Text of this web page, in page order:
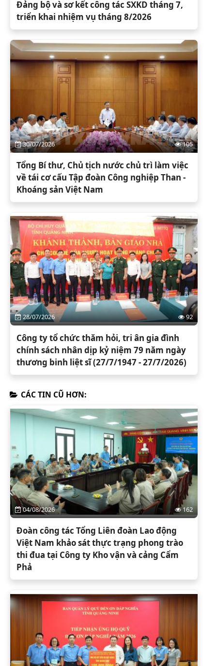
Đảng bộ và sơ kết công tác SXKD tháng 7,
triển khai nhiệm vụ tháng 8/2026
30/07/2026 105
Tổng Bí thư, Chủ tịch nước chủ trì làm việc
về tái cơ cấu Tập đoàn Công nghiệp Than -
Khoáng sản Việt Nam
28/07/2026 92
Công ty tổ chức thăm hỏi, tri ân gia đình
chính sách nhân dịp kỷ niệm 79 năm ngày
thương binh liệt sĩ (27/7/1947 - 27/7/2026)
CÁC TIN CŨ HƠN:
04/08/2026 162
Đoàn công tác Tổng Liên đoàn Lao động
Việt Nam khảo sát thực trạng phong trào
thi đua tại Công ty Kho vận và cảng Cẩm
Phả